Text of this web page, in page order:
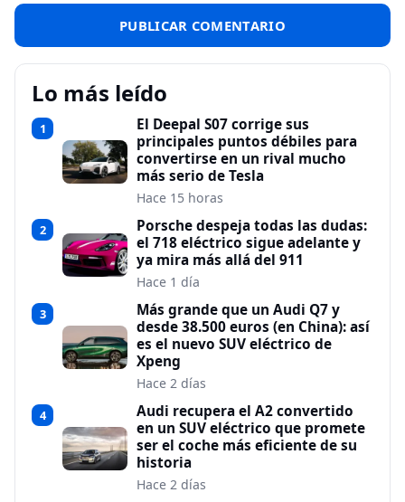
Lo más leído
1
El Deepal S07 corrige sus
principales puntos débiles para
convertirse en un rival mucho
más serio de Tesla
Hace 15 horas
2
Porsche despeja todas las dudas:
el 718 eléctrico sigue adelante y
ya mira más allá del 911
Hace 1 día
3
Más grande que un Audi Q7 y
desde 38.500 euros (en China): así
es el nuevo SUV eléctrico de
Xpeng
Hace 2 días
4
Audi recupera el A2 convertido
en un SUV eléctrico que promete
ser el coche más eficiente de su
historia
Hace 2 días